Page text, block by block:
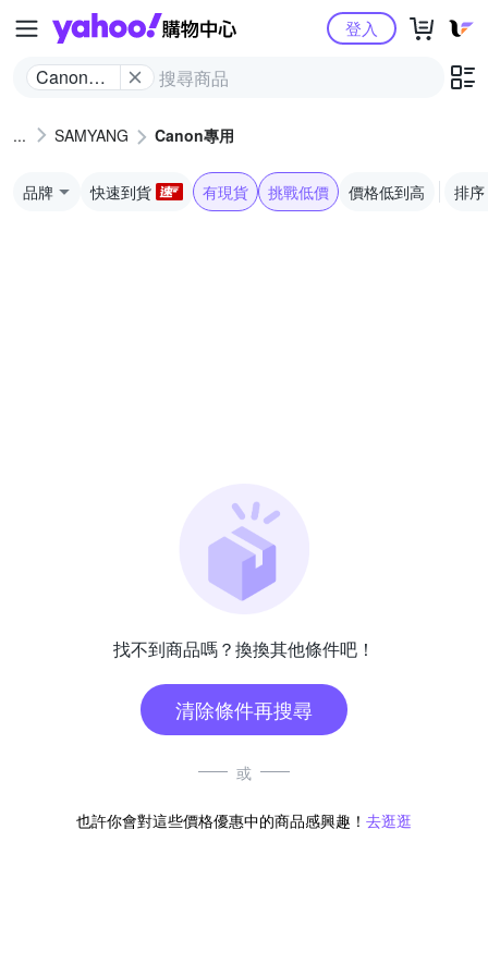
Yahoo購物中心
Canon專
登入
SAMYANG Canon專用
品牌 快速到貨 有現貨 挑戰低價 價格低到高 排序
找不到商品嗎？換換其他條件吧！
清除條件再搜尋
或
也許你會對這些價格優惠中的商品感興趣！ 去逛逛